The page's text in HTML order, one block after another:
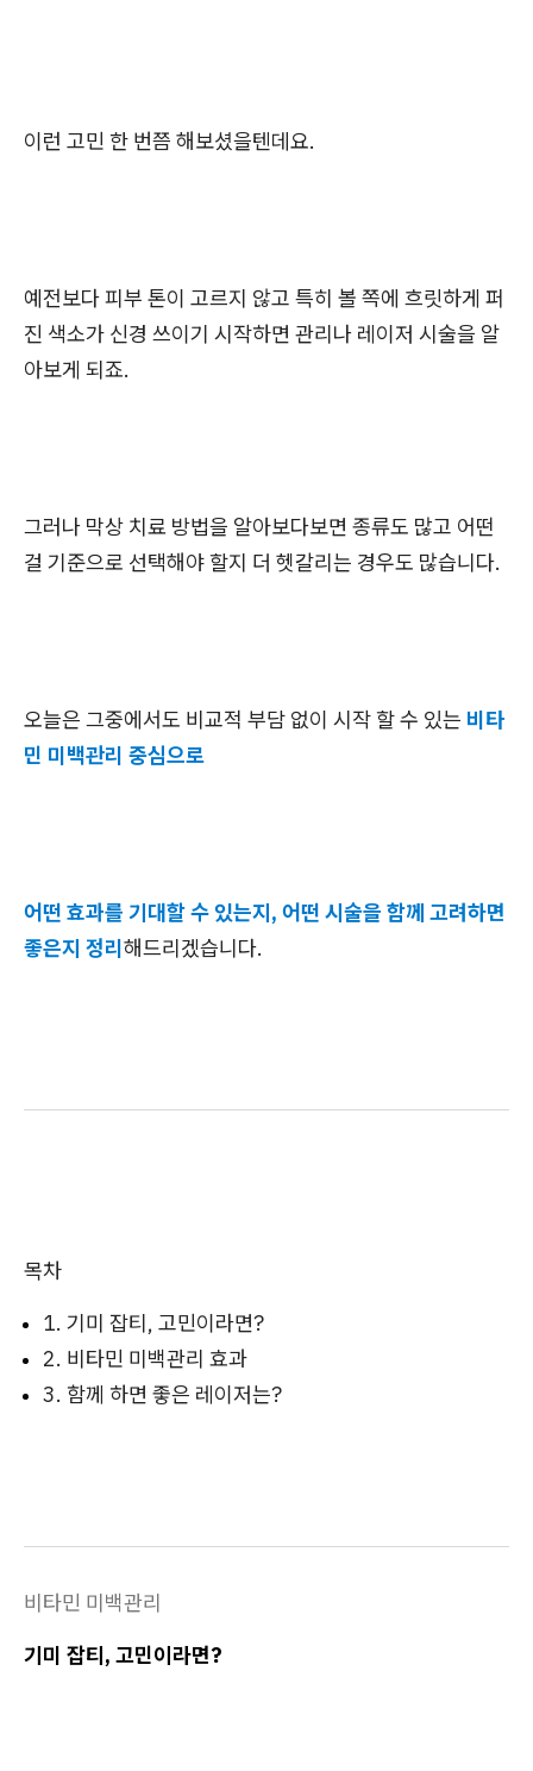
이런 고민 한 번쯤 해보셨을텐데요.
예전보다 피부 톤이 고르지 않고 특히 볼 쪽에 흐릿하게 퍼
진 색소가 신경 쓰이기 시작하면 관리나 레이저 시술을 알
아보게 되죠.
그러나 막상 치료 방법을 알아보다보면 종류도 많고 어떤
걸 기준으로 선택해야 할지 더 헷갈리는 경우도 많습니다.
오늘은 그중에서도 비교적 부담 없이 시작 할 수 있는 비타
민 미백관리 중심으로
어떤 효과를 기대할 수 있는지, 어떤 시술을 함께 고려하면
좋은지 정리해드리겠습니다.
목차
1. 기미 잡티, 고민이라면?
2. 비타민 미백관리 효과
3. 함께 하면 좋은 레이저는?
비타민 미백관리
기미 잡티, 고민이라면?